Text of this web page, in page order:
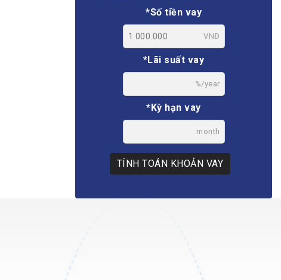
*Số tiền vay
VNĐ
*Lãi suất vay
%/year
*Kỳ hạn vay
month
TÍNH TOÁN KHOẢN VAY